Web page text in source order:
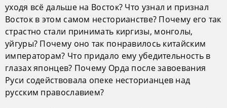
уходя всё дальше на Восток? Что узнал и признал
Восток в этом самом несторианстве? Почему его так
страстно стали принимать киргизы, монголы,
уйгуры? Почему оно так понравилось китайским
императорам? Что придало ему убедительность в
глазах японцев? Почему Орда после завоевания
Руси содействовала опеке несторианцев над
русским православием?